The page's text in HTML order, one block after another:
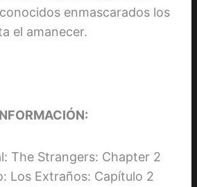
enmascarados los
el amanecer.
The Strangers: Chapter 2
Los Extraños: Capítulo 2